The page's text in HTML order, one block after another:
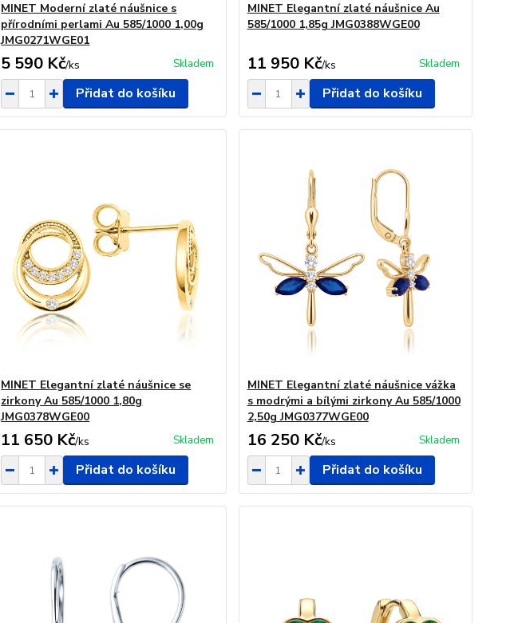
MINET Moderní zlaté náušnice s
přírodními perlami Au 585/1000 1,00g
JMG0271WGE01
5 590 Kč/ks Skladem
Přidat do košíku
MINET Elegantní zlaté náušnice Au
585/1000 1,85g JMG0388WGE00
11 950 Kč/ks Skladem
Přidat do košíku
MINET Elegantní zlaté náušnice se
zirkony Au 585/1000 1,80g
JMG0378WGE00
11 650 Kč/ks Skladem
Přidat do košíku
MINET Elegantní zlaté náušnice vážka
s modrými a bílými zirkony Au 585/1000
2,50g JMG0377WGE00
16 250 Kč/ks Skladem
Přidat do košíku